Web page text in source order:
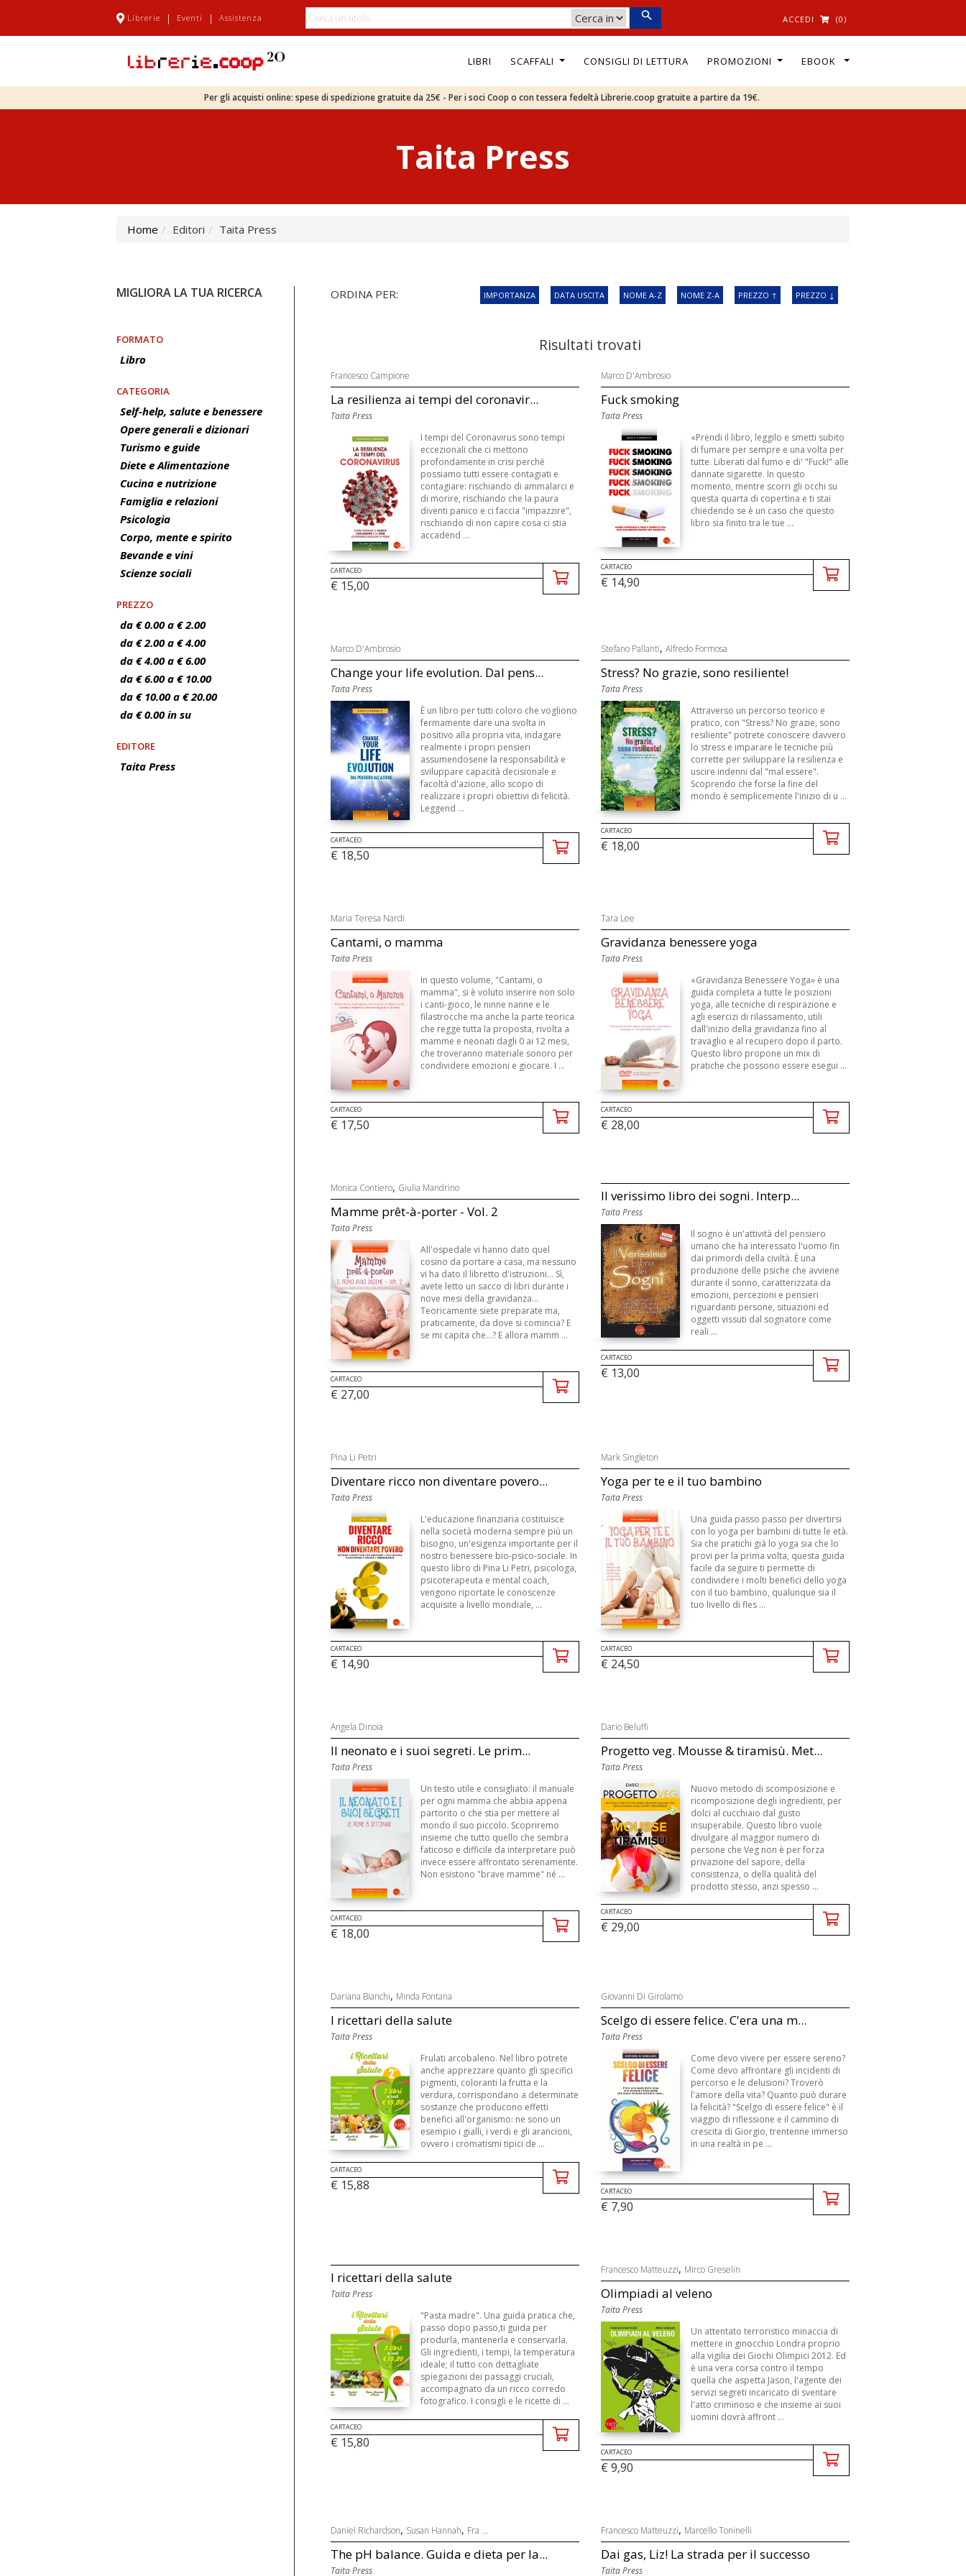
Librerie | Eventi | Assistenza ACCEDI (0)
LIBRI SCAFFALI CONSIGLI DI LETTURA PROMOZIONI EBOOK
Per gli acquisti online: spese di spedizione gratuite da 25€ - Per i soci Coop o con tessera fedeltà Librerie.coop gratuite a partire da 19€.
Taita Press
Home Editori Taita Press
MIGLIORA LA TUA RICERCA
FORMATO
Libro
CATEGORIA
Self-help, salute e benessere
Opere generali e dizionari
Turismo e guide
Diete e Alimentazione
Cucina e nutrizione
Famiglia e relazioni
Psicologia
Corpo, mente e spirito
Bevande e vini
Scienze sociali
PREZZO
da € 0.00 a € 2.00
da € 2.00 a € 4.00
da € 4.00 a € 6.00
da € 6.00 a € 10.00
da € 10.00 a € 20.00
da € 0.00 in su
EDITORE
Taita Press
ORDINA PER: IMPORTANZA DATA USCITA NOME A-Z NOME Z-A PREZZO ↑ PREZZO ↓
Risultati trovati
Francesco Campione
La resilienza ai tempi del coronavir...
Taita Press
I tempi del Coronavirus sono tempi
eccezionali che ci mettono
profondamente in crisi perché
possiamo tutti essere contagiati e
contagiare: rischiando di ammalarci e
di morire, rischiando che la paura
diventi panico e ci faccia "impazzire",
rischiando di non capire cosa ci stia
accadend ...
CARTACEO
€ 15,00
Marco D'Ambrosio
Fuck smoking
Taita Press
«Prendi il libro, leggilo e smetti subito
di fumare per sempre e una volta per
tutte. Liberati dal fumo e di' "Fuck!" alle
dannate sigarette. In questo
momento, mentre scorri gli occhi su
questa quarta di copertina e ti stai
chiedendo se è un caso che questo
libro sia finito tra le tue ...
CARTACEO
€ 14,90
Marco D'Ambrosio
Change your life evolution. Dal pens...
Taita Press
È un libro per tutti coloro che vogliono
fermamente dare una svolta in
positivo alla propria vita, indagare
realmente i propri pensieri
assumendosene la responsabilità e
sviluppare capacità decisionale e
facoltà d'azione, allo scopo di
realizzare i propri obiettivi di felicità.
Leggend ...
CARTACEO
€ 18,50
Stefano Pallanti, Alfredo Formosa
Stress? No grazie, sono resiliente!
Taita Press
Attraverso un percorso teorico e
pratico, con "Stress? No grazie, sono
resiliente" potrete conoscere davvero
lo stress e imparare le tecniche più
corrette per sviluppare la resilienza e
uscire indenni dal "mal essere".
Scoprendo che forse la fine del
mondo è semplicemente l'inizio di u ...
CARTACEO
€ 18,00
Maria Teresa Nardi
Cantami, o mamma
Taita Press
In questo volume, "Cantami, o
mamma", si è voluto inserire non solo
i canti-gioco, le ninne nanne e le
filastrocche ma anche la parte teorica
che regge tutta la proposta, rivolta a
mamme e neonati dagli 0 ai 12 mesi,
che troveranno materiale sonoro per
condividere emozioni e giocare. I ...
CARTACEO
€ 17,50
Tara Lee
Gravidanza benessere yoga
Taita Press
«Gravidanza Benessere Yoga» è una
guida completa a tutte le posizioni
yoga, alle tecniche di respirazione e
agli esercizi di rilassamento, utili
dall'inizio della gravidanza fino al
travaglio e al recupero dopo il parto.
Questo libro propone un mix di
pratiche che possono essere esegui ...
CARTACEO
€ 28,00
Monica Contiero, Giulia Mandrino
Mamme prêt-à-porter - Vol. 2
Taita Press
All'ospedale vi hanno dato quel
cosino da portare a casa, ma nessuno
vi ha dato il libretto d'istruzioni... Sì,
avete letto un sacco di libri durante i
nove mesi della gravidanza...
Teoricamente siete preparate ma,
praticamente, da dove si comincia? E
se mi capita che...? E allora mamm ...
CARTACEO
€ 27,00
Il verissimo libro dei sogni. Interp...
Taita Press
Il sogno è un'attività del pensiero
umano che ha interessato l'uomo fin
dai primordi della civiltà. È una
produzione delle psiche che avviene
durante il sonno, caratterizzata da
emozioni, percezioni e pensieri
riguardanti persone, situazioni ed
oggetti vissuti dal sognatore come
reali ...
CARTACEO
€ 13,00
Pina Li Petri
Diventare ricco non diventare povero...
Taita Press
L'educazione finanziaria costituisce
nella società moderna sempre più un
bisogno, un'esigenza importante per il
nostro benessere bio-psico-sociale. In
questo libro di Pina Li Petri, psicologa,
psicoterapeuta e mental coach,
vengono riportate le conoscenze
acquisite a livello mondiale, ...
CARTACEO
€ 14,90
Mark Singleton
Yoga per te e il tuo bambino
Taita Press
Una guida passo passo per divertirsi
con lo yoga per bambini di tutte le età.
Sia che pratichi già lo yoga sia che lo
provi per la prima volta, questa guida
facile da seguire ti permette di
condividere i molti benefici dello yoga
con il tuo bambino, qualunque sia il
tuo livello di fles ...
CARTACEO
€ 24,50
Angela Dinoia
Il neonato e i suoi segreti. Le prim...
Taita Press
Un testo utile e consigliato: il manuale
per ogni mamma che abbia appena
partorito o che stia per mettere al
mondo il suo piccolo. Scopriremo
insieme che tutto quello che sembra
faticoso e difficile da interpretare può
invece essere affrontato serenamente.
Non esistono "brave mamme" né ...
CARTACEO
€ 18,00
Dario Beluffi
Progetto veg. Mousse & tiramisù. Met...
Taita Press
Nuovo metodo di scomposizione e
ricomposizione degli ingredienti, per
dolci al cucchiaio dal gusto
insuperabile. Questo libro vuole
divulgare al maggior numero di
persone che Veg non è per forza
privazione del sapore, della
consistenza, o della qualità del
prodotto stesso, anzi spesso ...
CARTACEO
€ 29,00
Dariana Bianchi, Minda Fontana
I ricettari della salute
Taita Press
Frulati arcobaleno. Nel libro potrete
anche apprezzare quanto gli specifici
pigmenti, coloranti la frutta e la
verdura, corrispondano a determinate
sostanze che producono effetti
benefici all'organismo: ne sono un
esempio i gialli, i verdi e gli arancioni,
ovvero i cromatismi tipici de ...
CARTACEO
€ 15,88
Giovanni Di Girolamo
Scelgo di essere felice. C'era una m...
Taita Press
Come devo vivere per essere sereno?
Come devo affrontare gli incidenti di
percorso e le delusioni? Troverò
l'amore della vita? Quanto può durare
la felicità? "Scelgo di essere felice" è il
viaggio di riflessione e il cammino di
crescita di Giorgio, trentenne immerso
in una realtà in pe ...
CARTACEO
€ 7,90
I ricettari della salute
Taita Press
"Pasta madre". Una guida pratica che,
passo dopo passo,ti guida per
produrla, mantenerla e conservarla.
Gli ingredienti, i tempi, la temperatura
ideale; il tutto con dettagliate
spiegazioni dei passaggi cruciali,
accompagnato da un ricco corredo
fotografico. I consigli e le ricette di ...
CARTACEO
€ 15,80
Francesco Matteuzzi, Mirco Greselin
Olimpiadi al veleno
Taita Press
Un attentato terroristico minaccia di
mettere in ginocchio Londra proprio
alla vigilia dei Giochi Olimpici 2012. Ed
è una vera corsa contro il tempo
quella che aspetta Jason, l'agente dei
servizi segreti incaricato di sventare
l'atto criminoso e che insieme ai suoi
uomini dovrà affront ...
CARTACEO
€ 9,90
Daniel Richardson, Susan Hannah, Fra ...
The pH balance. Guida e dieta per la...
Taita Press
Francesco Matteuzzi, Marcello Toninelli
Dai gas, Liz! La strada per il successo
Taita Press